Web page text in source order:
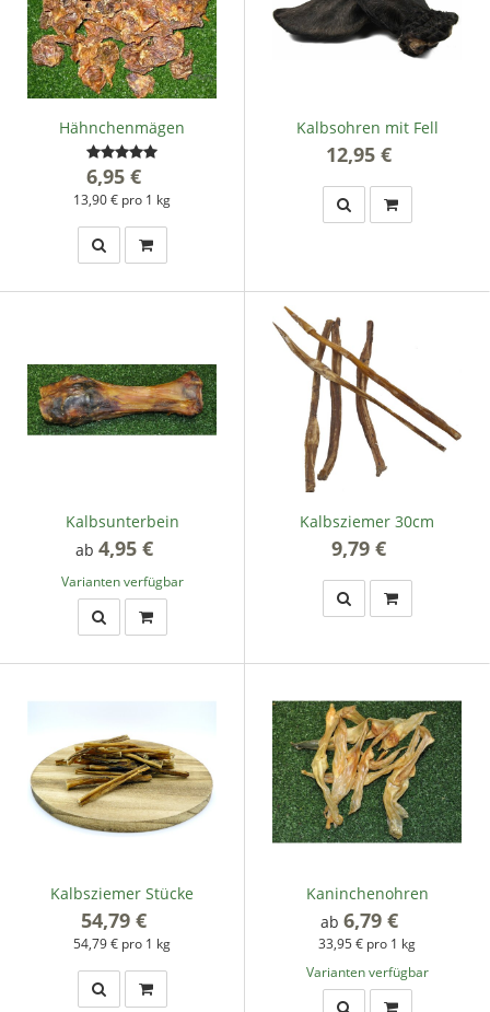
Hähnchenmägen
6,95 €
13,90 € pro 1 kg
Kalbsohren mit Fell
12,95 €
Kalbsunterbein
ab 4,95 €
Varianten verfügbar
Kalbsziemer 30cm
9,79 €
Kalbsziemer Stücke
54,79 €
54,79 € pro 1 kg
Kaninchenohren
ab 6,79 €
33,95 € pro 1 kg
Varianten verfügbar